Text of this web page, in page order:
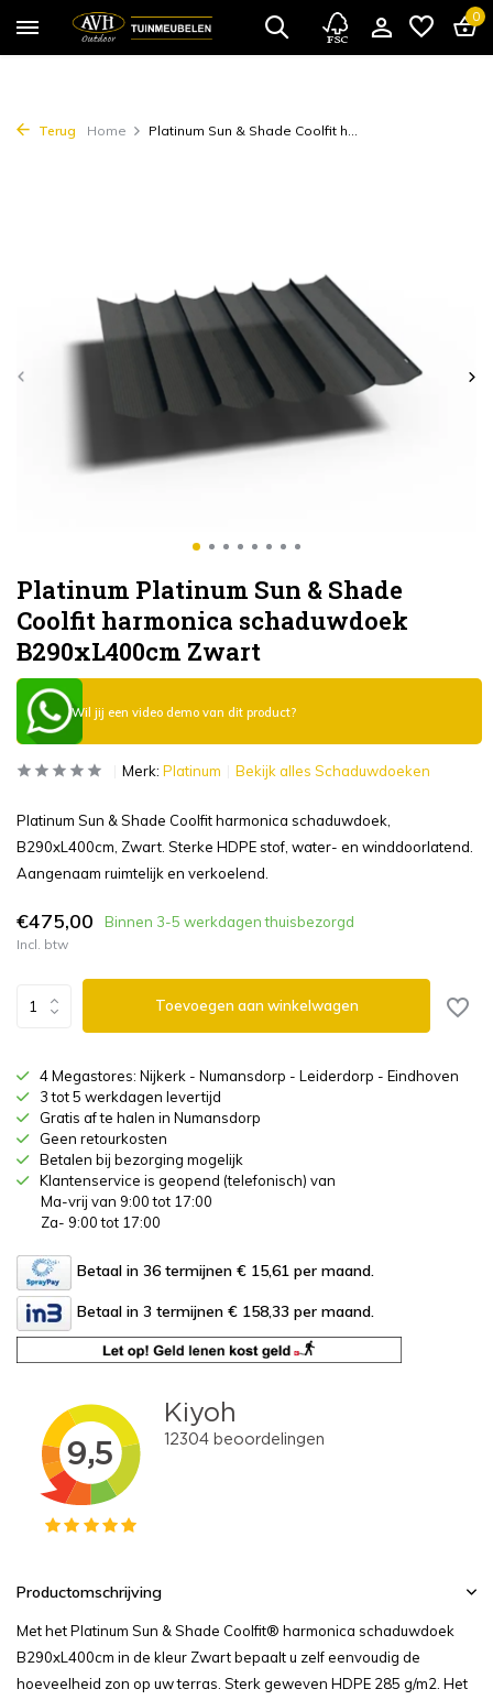
0
Terug Home Platinum Sun & Shade Coolfit h...
Platinum Platinum Sun & Shade
Coolfit harmonica schaduwdoek
B290xL400cm Zwart
Wil jij een video demo van dit product?
Merk: Platinum Bekijk alles Schaduwdoeken
Platinum Sun & Shade Coolfit harmonica schaduwdoek,
B290xL400cm, Zwart. Sterke HDPE stof, water- en winddoorlatend.
Aangenaam ruimtelijk en verkoelend.
€475,00 Binnen 3-5 werkdagen thuisbezorgd
Incl. btw
Toevoegen aan winkelwagen
4 Megastores: Nijkerk - Numansdorp - Leiderdorp - Eindhoven
3 tot 5 werkdagen levertijd
Gratis af te halen in Numansdorp
Geen retourkosten
Betalen bij bezorging mogelijk
Klantenservice is geopend (telefonisch) van
Ma-vrij van 9:00 tot 17:00
Za- 9:00 tot 17:00
Betaal in 36 termijnen € 15,61 per maand.
Betaal in 3 termijnen € 158,33 per maand.
Productomschrijving
Met het Platinum Sun & Shade Coolfit® harmonica schaduwdoek
B290xL400cm in de kleur Zwart bepaalt u zelf eenvoudig de
hoeveelheid zon op uw terras. Sterk geweven HDPE 285 g/m2. Het